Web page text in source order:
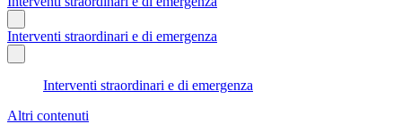
Interventi straordinari e di emergenza
Interventi straordinari e di emergenza
Altri contenuti